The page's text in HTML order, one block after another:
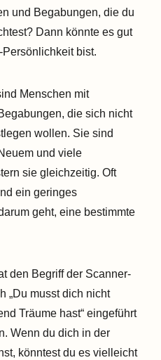
und Begabungen, die du
Dann könnte es gut
bist.
Menschen mit
die sich nicht
wollen. Sie sind
und viele
sie gleichzeitig. Oft
ein geringes
geht, eine bestimmte
den Begriff der Scanner-
„Du musst dich nicht
Träume hast“ eingeführt
Wenn du dich in der
könntest du es vielleicht